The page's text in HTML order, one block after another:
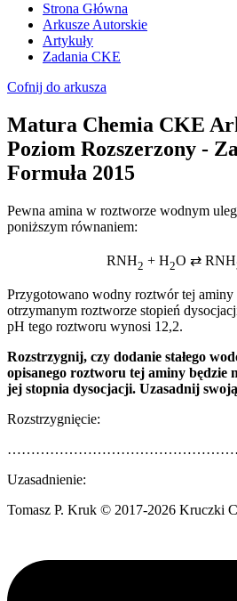
Strona Główna
Arkusze Autorskie
Artykuły
Zadania CKE
Cofnij do arkusza
Matura Chemia CKE
Poziom Rozszerzony -
Formuła 2015
Pewna amina w roztworze wodnym
poniższym równaniem:
RNH2 + H2O ⇄ RNH
Przygotowano wodny roztwór tej aminy
otrzymanym roztworze stopień
pH tego roztworu wynosi 12,2.
Rozstrzygnij, czy dodanie stałego
opisanego roztworu tej aminy będzie
jej stopnia dysocjacji. Uzasadnij
Rozstrzygnięcie:
Uzasadnienie:
Tomasz P. Kruk © 2017-2026 Kruczki